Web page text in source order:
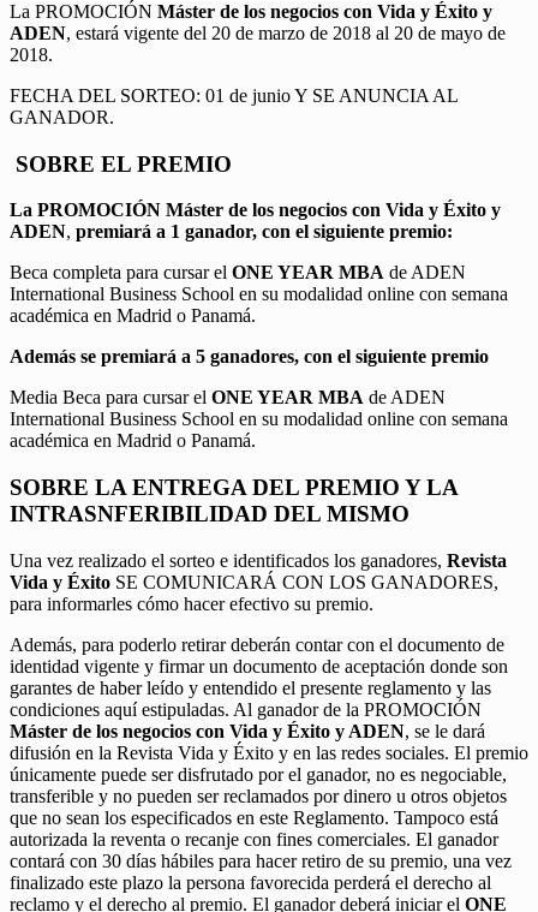
La PROMOCIÓN Máster de los negocios con Vida y Éxito y
ADEN, estará vigente del 20 de marzo de 2018 al 20 de mayo de
2018.
FECHA DEL SORTEO: 01 de junio Y SE ANUNCIA AL
GANADOR.
SOBRE EL PREMIO
La PROMOCIÓN Máster de los negocios con Vida y Éxito y
ADEN, premiará a 1 ganador, con el siguiente premio:
Beca completa para cursar el ONE YEAR MBA de ADEN
International Business School en su modalidad online con semana
académica en Madrid o Panamá.
Además se premiará a 5 ganadores, con el siguiente premio
Media Beca para cursar el ONE YEAR MBA de ADEN
International Business School en su modalidad online con semana
académica en Madrid o Panamá.
SOBRE LA ENTREGA DEL PREMIO Y LA
INTRASNFERIBILIDAD DEL MISMO
Una vez realizado el sorteo e identificados los ganadores, Revista
Vida y Éxito SE COMUNICARÁ CON LOS GANADORES,
para informarles cómo hacer efectivo su premio.
Además, para poderlo retirar deberán contar con el documento de
identidad vigente y firmar un documento de aceptación donde son
garantes de haber leído y entendido el presente reglamento y las
condiciones aquí estipuladas. Al ganador de la PROMOCIÓN
Máster de los negocios con Vida y Éxito y ADEN, se le dará
difusión en la Revista Vida y Éxito y en las redes sociales. El premio
únicamente puede ser disfrutado por el ganador, no es negociable,
transferible y no pueden ser reclamados por dinero u otros objetos
que no sean los especificados en este Reglamento. Tampoco está
autorizada la reventa o recanje con fines comerciales. El ganador
contará con 30 días hábiles para hacer retiro de su premio, una vez
finalizado este plazo la persona favorecida perderá el derecho al
reclamo y el derecho al premio. El ganador deberá iniciar el ONE